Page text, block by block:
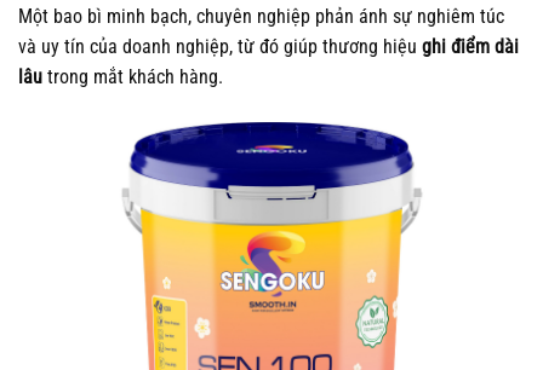
Một bao bì minh bạch, chuyên nghiệp phản ánh sự nghiêm túc
và uy tín của doanh nghiệp, từ đó giúp thương hiệu ghi điểm dài
lâu trong mắt khách hàng.